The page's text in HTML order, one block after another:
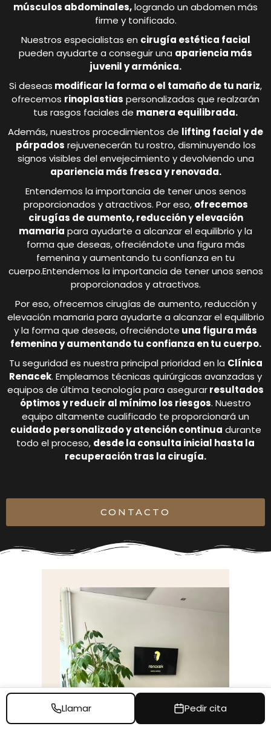
músculos abdominales,logrando un abdomen más
firme y tonificado.
Nuestros especialistas en cirugía estética facial
pueden ayudarte a conseguir una apariencia más
juvenil y armónica.
Si deseas modificar la forma o el tamaño de tu nariz,
ofrecemos rinoplastias personalizadas que realzarán
tus rasgos faciales de manera equilibrada.
Además, nuestros procedimientos de lifting facial y de
párpados rejuvenecerán tu rostro, disminuyendo los
signos visibles del envejecimiento y devolviendo una
apariencia más fresca y renovada.
Entendemos la importancia de tener unos senos
proporcionados y atractivos. Por eso, ofrecemos
cirugías de aumento, reducción y elevación
mamaria para ayudarte a alcanzar el equilibrio y la
forma que deseas, ofreciéndote una figura más
femenina y aumentando tu confianza en tu
cuerpo.Entendemos la importancia de tener unos senos
proporcionados y atractivos.
Por eso, ofrecemos cirugías de aumento, reducción y
elevación mamaria para ayudarte a alcanzar el equilibrio
y la forma que deseas, ofreciéndote una figura más
femenina y aumentando tu confianza en tu cuerpo.
Tu seguridad es nuestra principal prioridad en la Clínica
Renacek. Empleamos técnicas quirúrgicas avanzadas y
equipos de última tecnología para asegurarresultados
óptimos y reducir al mínimo los riesgos. Nuestro
equipo altamente cualificado te proporcionará un
cuidado personalizado y atención continua durante
todo el proceso, desde la consulta inicial hasta la
recuperación tras la cirugía.
CONTACTO
Llamar Pedir cita